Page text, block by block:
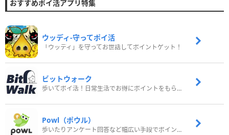
おすすめポイ活アプリ特集
ウッディ‐守ってポイ活
「ウッディ」を守ってお世話してポイントゲット！
ビットウォーク
歩いてポイ活！日常生活でお得にポイントをもらおう
Powl（ポウル）
歩いたりアンケート回答など幅広い手段でポイントをゲット